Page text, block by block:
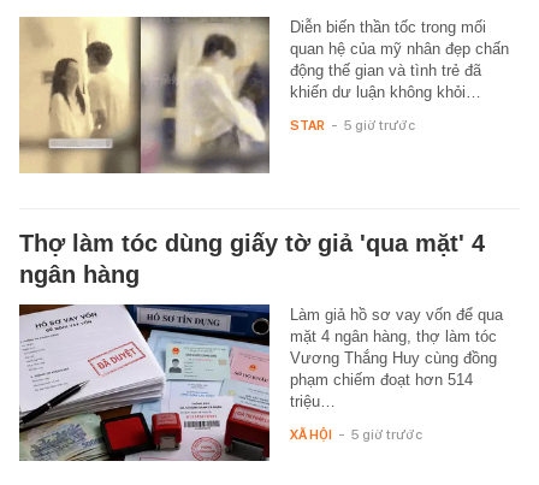
Diễn biến thần tốc trong mối
quan hệ của mỹ nhân đẹp chấn
động thế gian và tình trẻ đã
khiến dư luận không khỏi…
STAR - 5 giờ trước
Thợ làm tóc dùng giấy tờ giả 'qua mặt' 4
ngân hàng
Làm giả hồ sơ vay vốn để qua
mặt 4 ngân hàng, thợ làm tóc
Vương Thắng Huy cùng đồng
phạm chiếm đoạt hơn 514
triệu…
XÃ HỘI - 5 giờ trước